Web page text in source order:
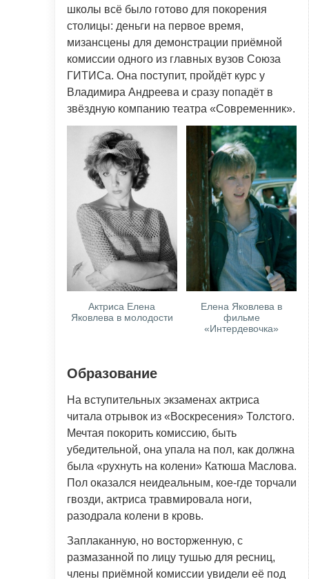
школы всё было готово для покорения
столицы: деньги на первое время,
мизансцены для демонстрации приёмной
комиссии одного из главных вузов Союза
ГИТИСа. Она поступит, пройдёт курс у
Владимира Андреева и сразу попадёт в
звёздную компанию театра «Современник».
Актриса Елена
Яковлева в молодости
Елена Яковлева в
фильме
«Интердевочка»
Образование
На вступительных экзаменах актриса
читала отрывок из «Воскресения» Толстого.
Мечтая покорить комиссию, быть
убедительной, она упала на пол, как должна
была «рухнуть на колени» Катюша Маслова.
Пол оказался неидеальным, кое-где торчали
гвозди, актриса травмировала ноги,
разодрала колени в кровь.
Заплаканную, но восторженную, с
размазанной по лицу тушью для ресниц,
члены приёмной комиссии увидели её под